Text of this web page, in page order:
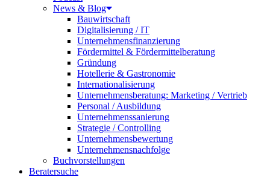
News & Blog
Bauwirtschaft
Digitalisierung / IT
Unternehmensfinanzierung
Fördermittel & Fördermittelberatung
Gründung
Hotellerie & Gastronomie
Internationalisierung
Unternehmensberatung: Marketing / Vertrieb
Personal / Ausbildung
Unternehmenssanierung
Strategie / Controlling
Unternehmensbewertung
Unternehmensnachfolge
Buchvorstellungen
Beratersuche